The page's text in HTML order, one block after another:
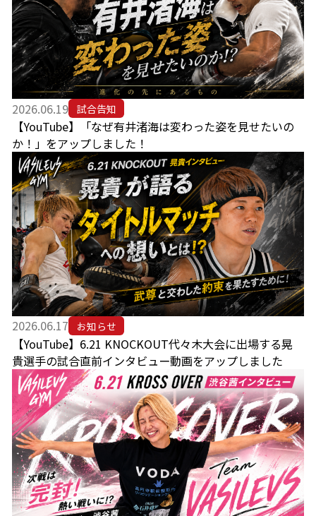
2026.06.19 試合告知
【YouTube】「なぜ有井渚海は変わった姿を見せたいの
か！」をアップしました！
2026.06.17 お知らせ
【YouTube】6.21 KNOCKOUT代々木大会に出場する晃
貴選手の試合直前インタビュー動画をアップしました